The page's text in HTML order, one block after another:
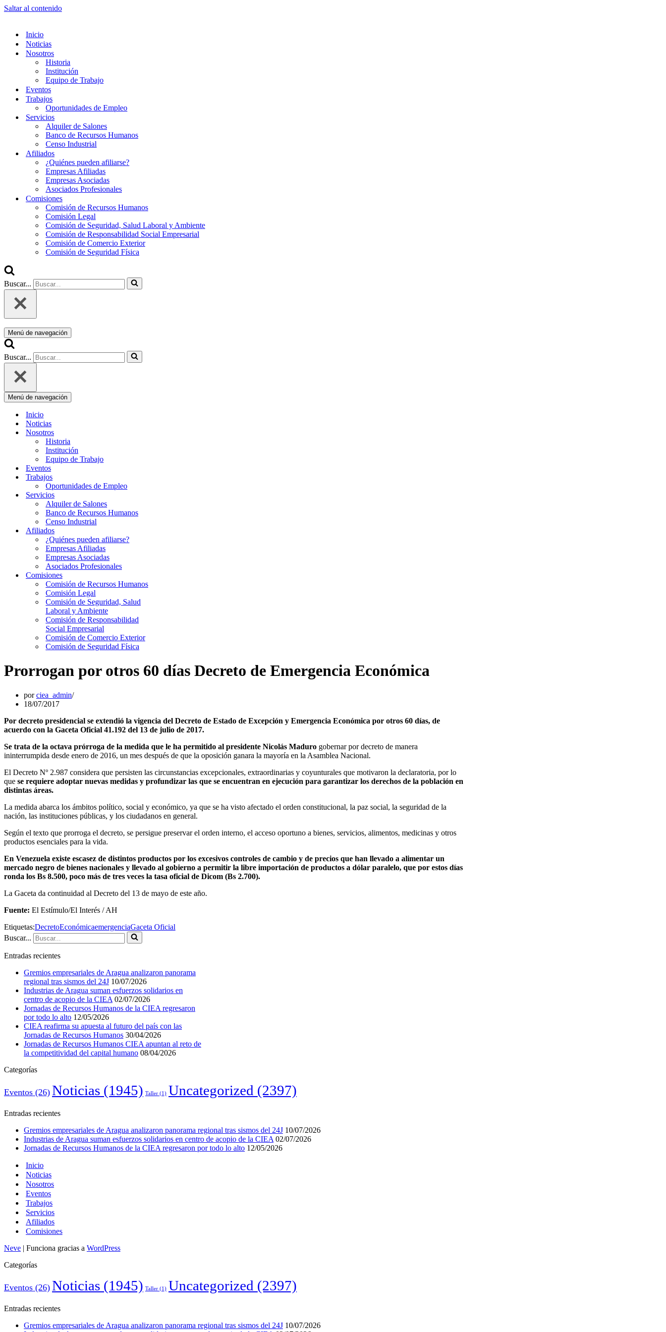
Saltar al contenido
Inicio
Noticias
Nosotros
Historia
Institución
Equipo de Trabajo
Eventos
Trabajos
Oportunidades de Empleo
Servicios
Alquiler de Salones
Banco de Recursos Humanos
Censo Industrial
Afiliados
¿Quiénes pueden afiliarse?
Empresas Afiliadas
Empresas Asociadas
Asociados Profesionales
Comisiones
Comisión de Recursos Humanos
Comisión Legal
Comisión de Seguridad, Salud Laboral y Ambiente
Comisión de Responsabilidad Social Empresarial
Comisión de Comercio Exterior
Comisión de Seguridad Física
Buscar...
Menú de navegación
Buscar...
Menú de navegación
Inicio
Noticias
Nosotros
Historia
Institución
Equipo de Trabajo
Eventos
Trabajos
Oportunidades de Empleo
Servicios
Alquiler de Salones
Banco de Recursos Humanos
Censo Industrial
Afiliados
¿Quiénes pueden afiliarse?
Empresas Afiliadas
Empresas Asociadas
Asociados Profesionales
Comisiones
Comisión de Recursos Humanos
Comisión Legal
Comisión de Seguridad, Salud
Laboral y Ambiente
Comisión de Responsabilidad
Social Empresarial
Comisión de Comercio Exterior
Comisión de Seguridad Física
Prorrogan por otros 60 días Decreto de Emergencia Económica
porciea_admin
18/07/2017
Por decreto presidencial se extendió la vigencia del Decreto de Estado de Excepción y Emergencia Económica por otros 60 días, de
acuerdo con la Gaceta Oficial 41.192 del 13 de julio de 2017.
Se trata de la octava prórroga de la medida que le ha permitido al presidente Nicolás Maduro gobernar por decreto de manera
ininterrumpida desde enero de 2016, un mes después de que la oposición ganara la mayoría en la Asamblea Nacional.
El Decreto Nº 2.987 considera que persisten las circunstancias excepcionales, extraordinarias y coyunturales que motivaron la declaratoria, por lo
que se requiere adoptar nuevas medidas y profundizar las que se encuentran en ejecución para garantizar los derechos de la población en
distintas áreas.
La medida abarca los ámbitos político, social y económico, ya que se ha visto afectado el orden constitucional, la paz social, la seguridad de la
nación, las instituciones públicas, y los ciudadanos en general.
Según el texto que prorroga el decreto, se persigue preservar el orden interno, el acceso oportuno a bienes, servicios, alimentos, medicinas y otros
productos esenciales para la vida.
En Venezuela existe escasez de distintos productos por los excesivos controles de cambio y de precios que han llevado a alimentar un
mercado negro de bienes nacionales y llevado al gobierno a permitir la libre importación de productos a dólar paralelo, que por estos días
ronda los Bs 8.500, poco más de tres veces la tasa oficial de Dicom (Bs 2.700).
La Gaceta da continuidad al Decreto del 13 de mayo de este año.
Fuente: El Estímulo/El Interés / AH
Etiquetas:DecretoEconómicaemergenciaGaceta Oficial
Buscar...
Entradas recientes
Gremios empresariales de Aragua analizaron panorama
regional tras sismos del 24J 10/07/2026
Industrias de Aragua suman esfuerzos solidarios en
centro de acopio de la CIEA 02/07/2026
Jornadas de Recursos Humanos de la CIEA regresaron
por todo lo alto 12/05/2026
CIEA reafirma su apuesta al futuro del país con las
Jornadas de Recursos Humanos 30/04/2026
Jornadas de Recursos Humanos CIEA apuntan al reto de
la competitividad del capital humano 08/04/2026
Categorías
Eventos (26) Noticias (1945) Taller (1) Uncategorized (2397)
Entradas recientes
Gremios empresariales de Aragua analizaron panorama regional tras sismos del 24J 10/07/2026
Industrias de Aragua suman esfuerzos solidarios en centro de acopio de la CIEA 02/07/2026
Jornadas de Recursos Humanos de la CIEA regresaron por todo lo alto 12/05/2026
Inicio
Noticias
Nosotros
Eventos
Trabajos
Servicios
Afiliados
Comisiones
Neve | Funciona gracias a WordPress
Categorías
Eventos (26) Noticias (1945) Taller (1) Uncategorized (2397)
Entradas recientes
Gremios empresariales de Aragua analizaron panorama regional tras sismos del 24J 10/07/2026